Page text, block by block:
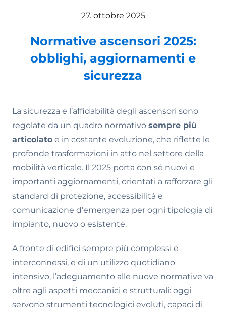
27. ottobre 2025
Normative ascensori 2025:
obblighi, aggiornamenti e
sicurezza
La sicurezza e l’affidabilità degli ascensori sono
regolate da un quadro normativo sempre più
articolato e in costante evoluzione, che riflette le
profonde trasformazioni in atto nel settore della
mobilità verticale. Il 2025 porta con sé nuovi e
importanti aggiornamenti, orientati a rafforzare gli
standard di protezione, accessibilità e
comunicazione d’emergenza per ogni tipologia di
impianto, nuovo o esistente.
A fronte di edifici sempre più complessi e
interconnessi, e di un utilizzo quotidiano
intensivo, l’adeguamento alle nuove normative va
oltre agli aspetti meccanici e strutturali: oggi
servono strumenti tecnologici evoluti, capaci di